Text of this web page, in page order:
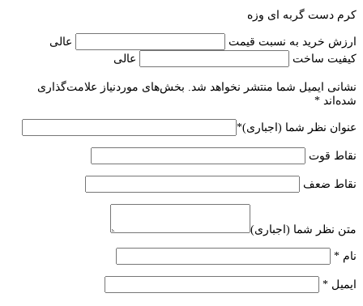
کرم دست گربه ای وزه
ارزش خرید به نسبت قیمت
عالی
کیفیت ساخت
عالی
نشانی ایمیل شما منتشر نخواهد شد.
بخش‌های موردنیاز علامت‌گذاری
شده‌اند *
عنوان نظر شما (اجباری)*
نقاط قوت
نقاط ضعف
متن نظر شما (اجباری)
نام *
ایمیل *